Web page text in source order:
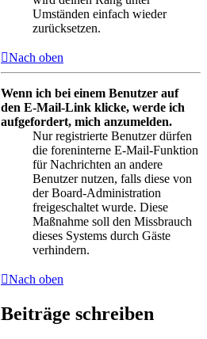
Umständen einfach wieder
zurücksetzen.
Nach oben
Wenn ich bei einem Benutzer auf
den E-Mail-Link klicke, werde ich
aufgefordert, mich anzumelden.
Nur registrierte Benutzer dürfen
die foreninterne E-Mail-Funktion
für Nachrichten an andere
Benutzer nutzen, falls diese von
der Board-Administration
freigeschaltet wurde. Diese
Maßnahme soll den Missbrauch
dieses Systems durch Gäste
verhindern.
Nach oben
Beiträge schreiben